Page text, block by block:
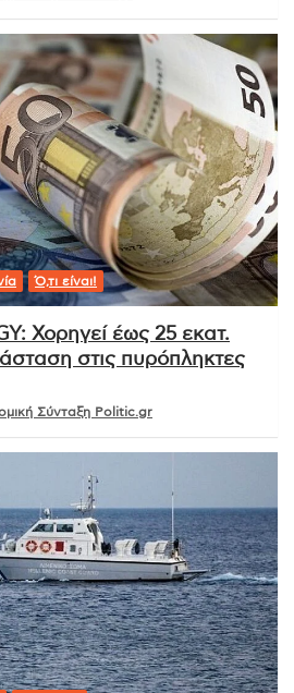
Ό,τι είναι!
Χορηγεί έως 25 εκατ.
στις πυρόπληκτες
Σύνταξη Politic.gr